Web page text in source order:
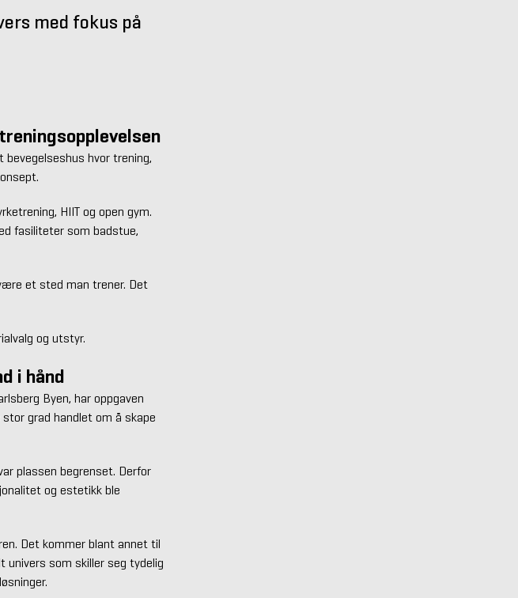
med fokus på
hvor trening,
HIIT og open gym.
fasiliteter som badstue,
et sted man trener. Det
og utstyr.
i hånd
Byen, har oppgaven
grad handlet om å skape
plassen begrenset. Derfor
og estetikk ble
Det kommer blant annet til
univers som skiller seg tydelig